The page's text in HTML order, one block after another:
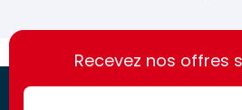
https://france-
access.fr
https://france-
access.fr
Recevez nos offres